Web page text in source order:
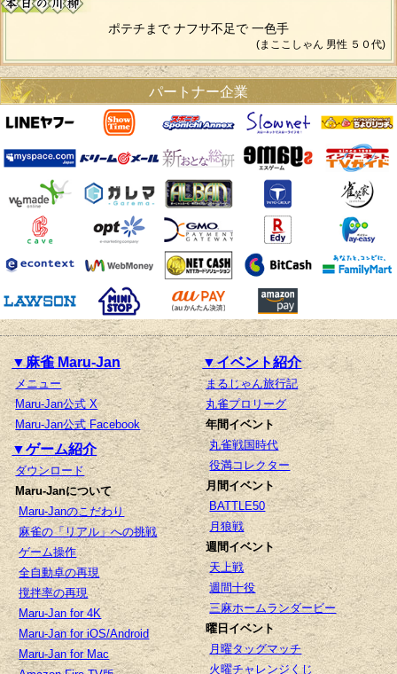
ポテチまで ナフサ不足で 一色手
(まここしゃん 男性 ５０代)
パートナー企業
▼麻雀 Maru-Jan
メニュー
Maru-Jan公式 X
Maru-Jan公式 Facebook
▼ゲーム紹介
ダウンロード
Maru-Janについて
Maru-Janのこだわり
麻雀の「リアル」への挑戦
ゲーム操作
全自動卓の再現
撹拌率の再現
Maru-Jan for 4K
Maru-Jan for iOS/Android
Maru-Jan for Mac
▼イベント紹介
まるじゃん旅行記
丸雀プロリーグ
年間イベント
丸雀戦国時代
役満コレクター
月間イベント
BATTLE50
月狼戦
週間イベント
天上戦
週間十役
三麻ホームランダービー
曜日イベント
月曜タッグマッチ
火曜チャレンジくじ